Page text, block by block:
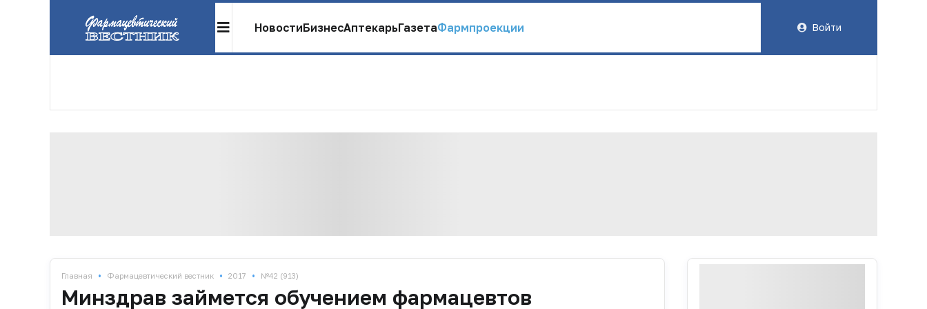
НовостиБизнесАптекарьГазетаФармпроекции Войти
Главная • Фармацевтический вестник • 2017 • №42 (913)
Минздрав займется обучением фармацевтов